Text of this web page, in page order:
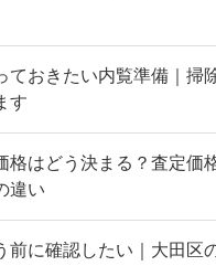
ておきたい内覧準備｜掃
す
格はどう決まる？査定価
違い
前に確認したい｜大田区